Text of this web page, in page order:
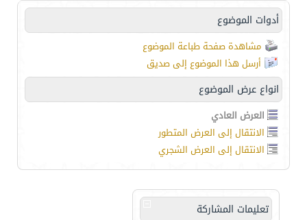
أدوات الموضوع
مشاهدة صفحة طباعة الموضوع
أرسل هذا الموضوع إلى صديق
انواع عرض الموضوع
العرض العادي
الانتقال إلى العرض المتطور
الانتقال إلى العرض الشجري
تعليمات المشاركة